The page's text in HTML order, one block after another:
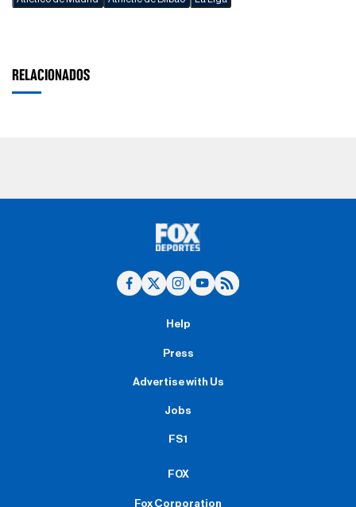
RELACIONADOS
Help
Press
Advertise with Us
Jobs
FS1
FOX
Fox Corporation